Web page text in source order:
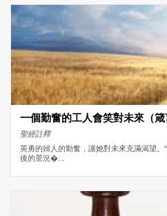
一個勤奮的工人會笑對未來（箴
聖經註釋
英勇的婦人的勤奮，讓她對未來充滿渴望。
後的景況�...